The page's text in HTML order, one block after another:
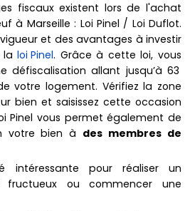
fiscaux existent lors de l'achat
à Marseille : Loi Pinel / Loi Duflot.
et des avantages à investir
laloi Pinel. Grâce à cette loi, vous
défiscalisation allant jusqu’à 63
votre logement. Vérifiez la zone
bien et saisissez cette occasion
Pinel vous permet également de
votre bien à des membres de
intéressante pour réaliser un
fructueux ou commencer une